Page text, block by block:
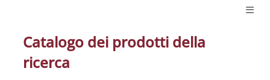
Catalogo dei prodotti della
ricerca